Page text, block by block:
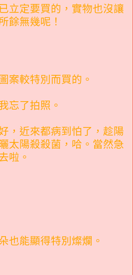
立定要買的，實物也沒讓
餘無幾呢！
案較特別而買的。
忘了拍照。
，近來都病到怕了，趁陽
太陽殺殺菌，哈。當然急
啦。
也能顯得特別燦爛。